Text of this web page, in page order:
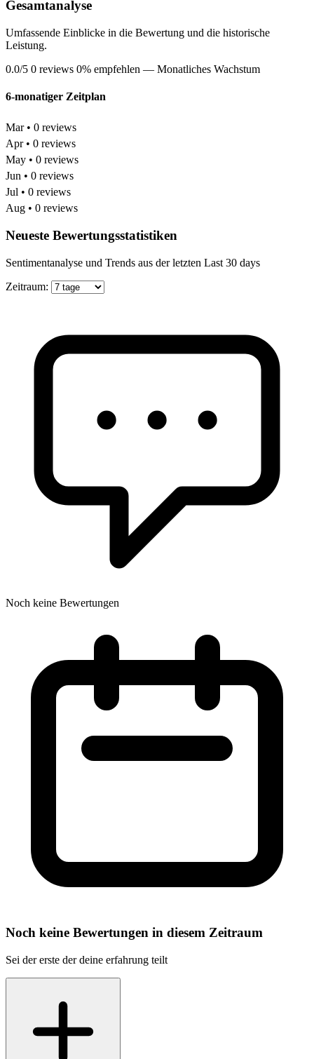
Gesamtanalyse
Umfassende Einblicke in die Bewertung und die historische
Leistung.
0.0/5 0 reviews 0% empfehlen — Monatliches Wachstum
6-monatiger Zeitplan
Mar • 0 reviews
Apr • 0 reviews
May • 0 reviews
Jun • 0 reviews
Jul • 0 reviews
Aug • 0 reviews
Neueste Bewertungsstatistiken
Sentimentanalyse und Trends aus der letzten Last 30 days
Zeitraum:
Noch keine Bewertungen
Noch keine Bewertungen in diesem Zeitraum
Sei der erste der deine erfahrung teilt